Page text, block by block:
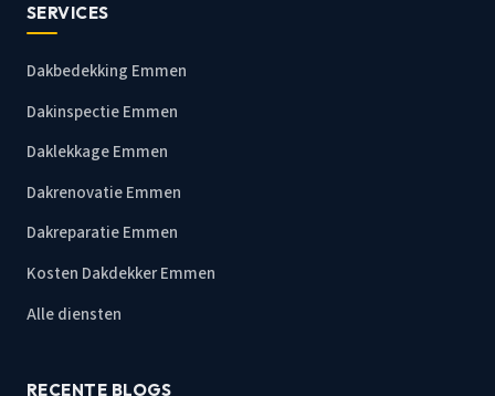
SERVICES
Dakbedekking Emmen
Dakinspectie Emmen
Daklekkage Emmen
Dakrenovatie Emmen
Dakreparatie Emmen
Kosten Dakdekker Emmen
Alle diensten
RECENTE BLOGS